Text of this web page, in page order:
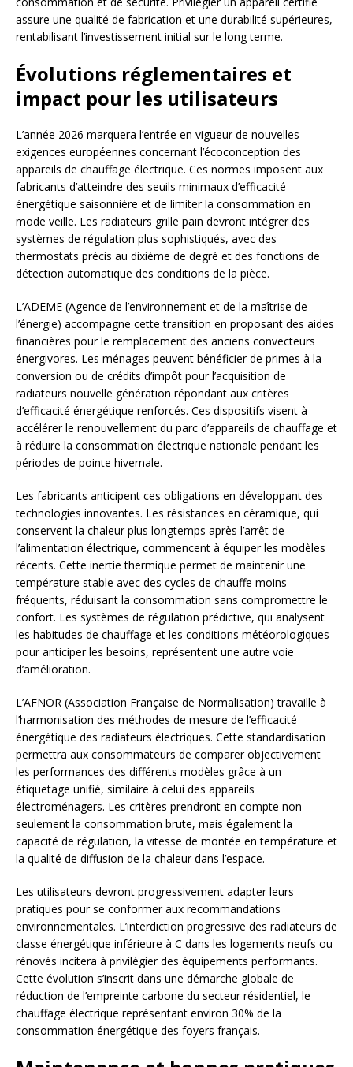
assure une qualité de fabrication et une durabilité supérieures,
rentabilisant l’investissement initial sur le long terme.
Évolutions réglementaires et
impact pour les utilisateurs
L’année 2026 marquera l’entrée en vigueur de nouvelles
exigences européennes concernant l’écoconception des
appareils de chauffage électrique. Ces normes imposent aux
fabricants d’atteindre des seuils minimaux d’efficacité
énergétique saisonnière et de limiter la consommation en
mode veille. Les radiateurs grille pain devront intégrer des
systèmes de régulation plus sophistiqués, avec des
thermostats précis au dixième de degré et des fonctions de
détection automatique des conditions de la pièce.
L’ADEME (Agence de l’environnement et de la maîtrise de
l’énergie) accompagne cette transition en proposant des aides
financières pour le remplacement des anciens convecteurs
énergivores. Les ménages peuvent bénéficier de primes à la
conversion ou de crédits d’impôt pour l’acquisition de
radiateurs nouvelle génération répondant aux critères
d’efficacité énergétique renforcés. Ces dispositifs visent à
accélérer le renouvellement du parc d’appareils de chauffage et
à réduire la consommation électrique nationale pendant les
périodes de pointe hivernale.
Les fabricants anticipent ces obligations en développant des
technologies innovantes. Les résistances en céramique, qui
conservent la chaleur plus longtemps après l’arrêt de
l’alimentation électrique, commencent à équiper les modèles
récents. Cette inertie thermique permet de maintenir une
température stable avec des cycles de chauffe moins
fréquents, réduisant la consommation sans compromettre le
confort. Les systèmes de régulation prédictive, qui analysent
les habitudes de chauffage et les conditions météorologiques
pour anticiper les besoins, représentent une autre voie
d’amélioration.
L’AFNOR (Association Française de Normalisation) travaille à
l’harmonisation des méthodes de mesure de l’efficacité
énergétique des radiateurs électriques. Cette standardisation
permettra aux consommateurs de comparer objectivement
les performances des différents modèles grâce à un
étiquetage unifié, similaire à celui des appareils
électroménagers. Les critères prendront en compte non
seulement la consommation brute, mais également la
capacité de régulation, la vitesse de montée en température et
la qualité de diffusion de la chaleur dans l’espace.
Les utilisateurs devront progressivement adapter leurs
pratiques pour se conformer aux recommandations
environnementales. L’interdiction progressive des radiateurs de
classe énergétique inférieure à C dans les logements neufs ou
rénovés incitera à privilégier des équipements performants.
Cette évolution s’inscrit dans une démarche globale de
réduction de l’empreinte carbone du secteur résidentiel, le
chauffage électrique représentant environ 30% de la
consommation énergétique des foyers français.